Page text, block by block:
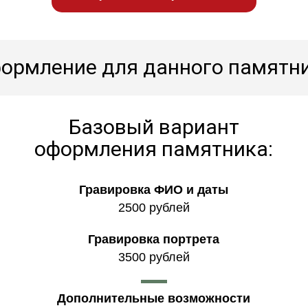
для данного
Базовый вариант
оформления памятника:
Гравировка ФИО и даты
2500 рублей
Гравировка портрета
3500 рублей
Дополнительные возможности